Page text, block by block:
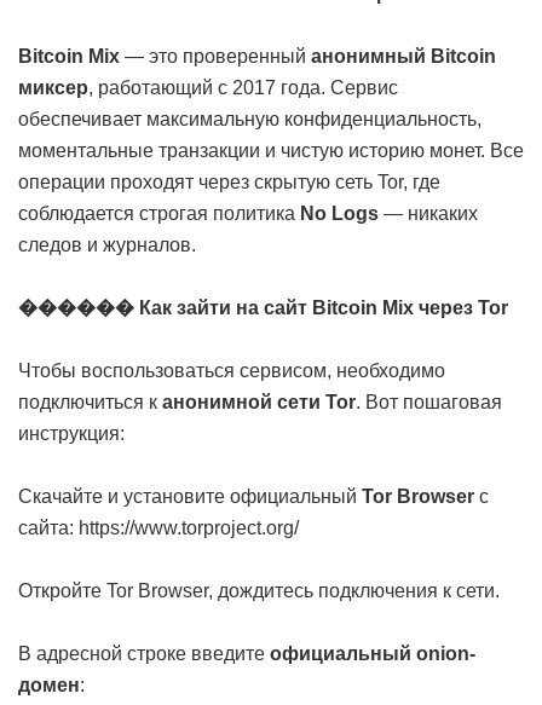
Bitcoin Mix — это проверенный анонимный Bitcoin
миксер, работающий с 2017 года. Сервис
обеспечивает максимальную конфиденциальность,
моментальные транзакции и чистую историю монет. Все
операции проходят через скрытую сеть Tor, где
соблюдается строгая политика No Logs — никаких
следов и журналов.
������ Как зайти на сайт Bitcoin Mix через Tor
Чтобы воспользоваться сервисом, необходимо
подключиться к анонимной сети Tor. Вот пошаговая
инструкция:
Скачайте и установите официальный Tor Browser с
сайта: https://www.torproject.org/
Откройте Tor Browser, дождитесь подключения к сети.
В адресной строке введите официальный onion-
домен: